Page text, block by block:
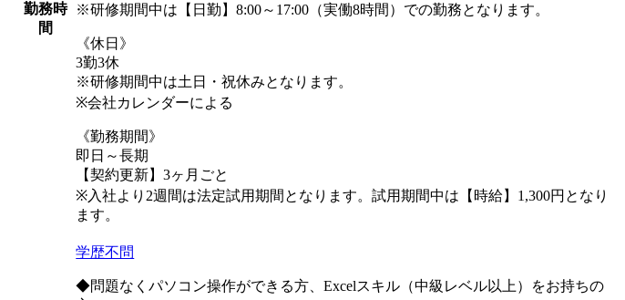
勤務時
間
※研修期間中は【日勤】8:00～17:00（実働8時間）での勤務となります。
《休日》
3勤3休
※研修期間中は土日・祝休みとなります。
※会社カレンダーによる
《勤務期間》
即日～長期
【契約更新】3ヶ月ごと
※入社より2週間は法定試用期間となります。試用期間中は【時給】1,300円となり
ます。
学歴不問
◆問題なくパソコン操作ができる方、Excelスキル（中級レベル以上）をお持ちの